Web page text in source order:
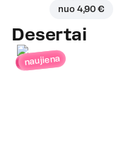
nuo 4,90 €
Desertai
naujiena